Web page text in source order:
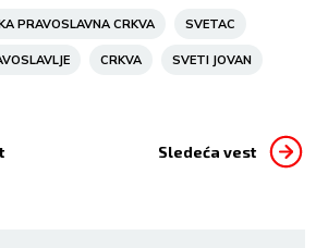
PRAVOSLAVNA CRKVA SVETAC
CRKVA SVETI JOVAN
Sledeća vest